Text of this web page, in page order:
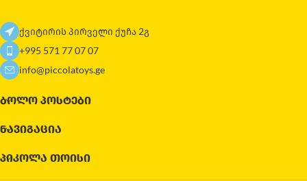
ქვიტირის პირველი ქუჩა 2გ
+995 571 77 07 07
info@piccolatoys.ge
ᲑᲝᲚᲝ ᲞᲝᲡᲢᲔᲑᲘ
ᲜᲐᲕᲘᲒᲐᲪᲘᲐ
ᲞᲘᲙᲝᲚᲐ ᲗᲝᲘᲡᲘ